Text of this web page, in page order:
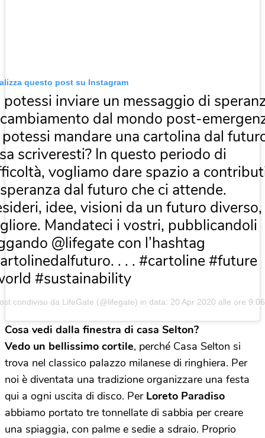
questo post su Instagram
potessi inviare un messaggio di
dal mondo post-
mandare una cartolina dal
scriveresti? In questo periodo di
vogliamo dare spazio a
dal futuro che ci attende.
idee, visioni da un futuro diverso,
Mandateci i vostri, pubblicandoli
@lifegate con l’hashtag
. . . #cartoline #future
#sustainability
condiviso da LifeGate (@lifegate) in data: 20 Apr 2020 alle ore
Cosa vedi dalla finestra di casa Selton?
Vedo un bellissimo cortile, perché Casa Selton si
trova nel classico palazzo milanese di ringhiera. Per
noi è diventata una tradizione organizzare una festa
qui a ogni uscita di disco. Per Loreto Paradiso
abbiamo portato tre tonnellate di sabbia per creare
una spiaggia, con palme e sedie a sdraio. Proprio